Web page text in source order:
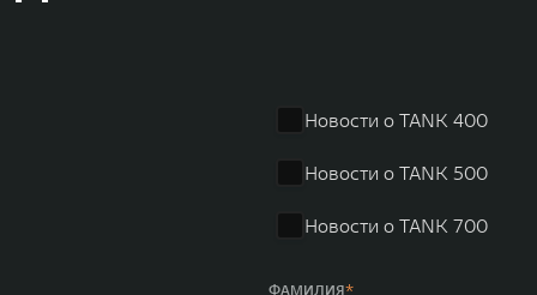
ORA, премиальных кроссоверов WEY, а также новый
комплексов и 4 зарубежных – в России, Таиланде, Бразилии и Индии,
Новости о TANK 400
Новости о TANK 500
Новости о TANK 700
ФАМИЛИЯ